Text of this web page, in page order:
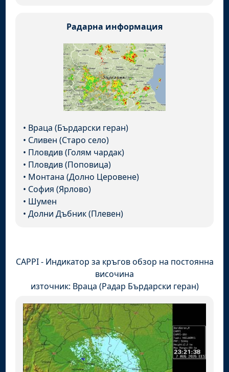
Радарна информация
• Враца (Бърдарски геран)
• Сливен (Старо село)
• Пловдив (Голям чардак)
• Пловдив (Поповица)
• Монтана (Долно Церовене)
• София (Ярлово)
• Шумен
•Долни Дъбник (Плевен)
CAPPI - Индикатор за кръгов обзор на постоянна
височина
източник: Враца (Радар Бърдарски геран)